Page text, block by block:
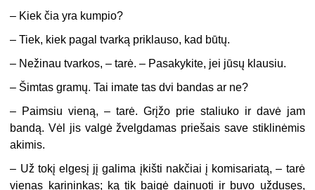
– Kiek čia yra kumpio?
– Tiek, kiek pagal tvarką priklauso, kad būtų.
– Nežinau tvarkos, – tarė. – Pasakykite, jei jūsų klausiu.
– Šimtas gramų. Tai imate tas dvi bandas ar ne?
– Paimsiu vieną, – tarė. Grįžo prie staliuko ir davė jam
bandą. Vėl jis valgė žvelgdamas priešais save stiklinėmis
akimis.
– Už tokį elgesį jį galima įkišti nakčiai į komisariatą, – tarė
vienas karininkas; ką tik baigė dainuoti ir buvo uždusęs,